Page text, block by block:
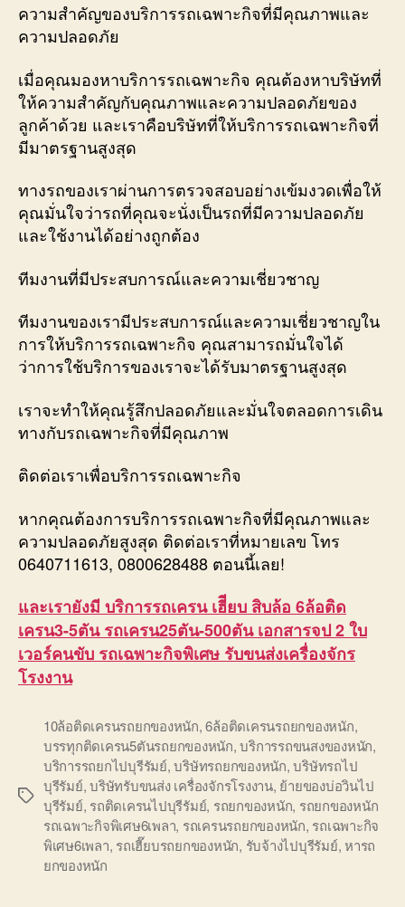
ความสำคัญของบริการรถเฉพาะกิจที่มีคุณภาพและ
ความปลอดภัย
เมื่อคุณมองหาบริการรถเฉพาะกิจ คุณต้องหาบริษัทที่
ให้ความสำคัญกับคุณภาพและความปลอดภัยของ
ลูกค้าด้วย และเราคือบริษัทที่ให้บริการรถเฉพาะกิจที่
มีมาตรฐานสูงสุด
ทางรถของเราผ่านการตรวจสอบอย่างเข้มงวดเพื่อให้
คุณมั่นใจว่ารถที่คุณจะนั่งเป็นรถที่มีความปลอดภัย
และใช้งานได้อย่างถูกต้อง
ทีมงานที่มีประสบการณ์และความเชี่ยวชาญ
ทีมงานของเรามีประสบการณ์และความเชี่ยวชาญใน
การให้บริการรถเฉพาะกิจ คุณสามารถมั่นใจได้
ว่าการใช้บริการของเราจะได้รับมาตรฐานสูงสุด
เราจะทำให้คุณรู้สึกปลอดภัยและมั่นใจตลอดการเดิน
ทางกับรถเฉพาะกิจที่มีคุณภาพ
ติดต่อเราเพื่อบริการรถเฉพาะกิจ
หากคุณต้องการบริการรถเฉพาะกิจที่มีคุณภาพและ
ความปลอดภัยสูงสุด ติดต่อเราที่หมายเลข โทร
0640711613, 0800628488 ตอนนี้เลย!
และเรายังมี บริการรถเครน เฮีียบ สิบล้อ 6ล้อติด
เครน3-5ตัน รถเครน25ตัน-500ตัน เอกสารจป 2 ใบ
เวอร์คนขับ รถเฉพาะกิจพิเศษ รับขนส่งเครื่องจักร
โรงงาน
Tags
10ล้อติดเครนรถยกของหนัก,6ล้อติดเครนรถยกของหนัก,
บรรทุกติดเครน5ตันรถยกของหนัก,บริการรถขนสงของหนัก,
บริการรถยกไปบุรีรัมย์,บริษัทรถยกของหนัก,บริษัทรถไป
บุรีรัมย์,บริษัทรับขนส่ง เครื่องจักรโรงงาน, ย้ายของบ่อวินไป
บุรีรัมย์, รถติดเครนไปบุรีรัมย์, รถยกของหนัก, รถยกของหนัก
รถเฉพาะกิจพิเศษ6เพลา, รถเครนรถยกของหนัก, รถเฉพาะกิจ
พิเศษ6เพลา, รถเฮี๊ยบรถยกของหนัก, รับจ้างไปบุรีรัมย์,หารถ
ยกของหนัก